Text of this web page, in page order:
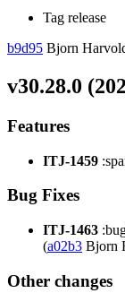
Tag release
b9d95 Bjorn
v30.28.0
Features
ITJ-1459
Bug Fixes
ITJ-1463
(a02b3 Bjorn
Other changes